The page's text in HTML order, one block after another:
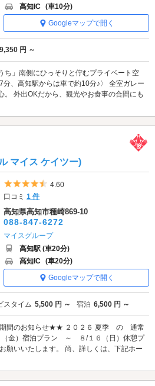
高知IC (車10分)
Googleマップで開く
9,350 円 ～
ち」南側にひっそりと佇むプライベート空
、高知駅からは車で約10分♪〉 全室ガレー
。 外出OKだから、観光やお食事の合間にも
マイス ケイツー)
5つ星のうち4.5
4.60
口コミ1 件
高知県高知市種崎869-10
088-847-6272
マイスグループ
高知駅 (車20分)
高知IC (車20分)
Googleマップで開く
スタイム 5,500 円 ～ 宿泊 6,500 円 ～
間のお知らせ★★ ２０２６ 夏季 の 通常
金）宿泊プラン ～ ８/１６（日）休憩プ
願いいたします。 尚、詳しくは、下記ホー